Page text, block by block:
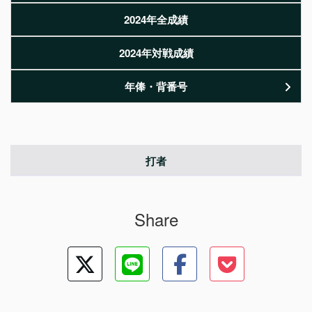
2024年全成績
2024年対戦成績
年俸・背番号
打者
Share